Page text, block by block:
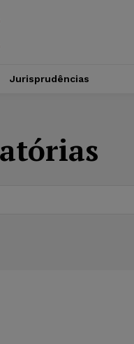
Jurisprudências